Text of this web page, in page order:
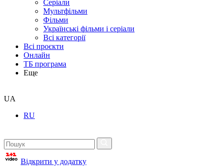
Серіали
Мультфільми
Фільми
Українські фільми і серіали
Всі категорії
Всі проєкти
Онлайн
ТБ програма
Еще
UA
RU
Відкрити у додатку